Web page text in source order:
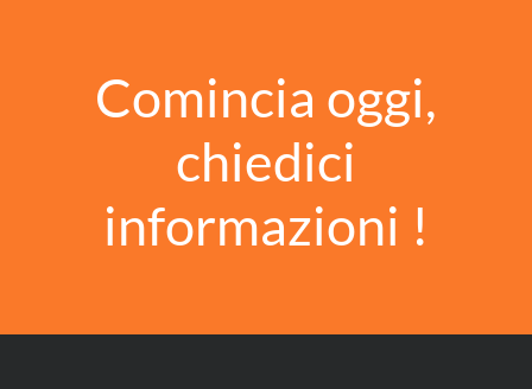
Comincia oggi,
chiedici
informazioni !